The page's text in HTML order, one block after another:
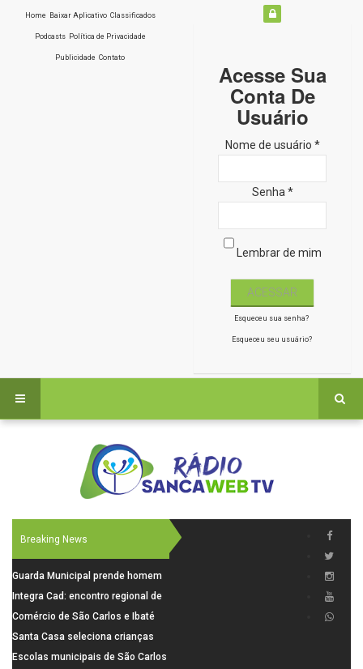
Home Baixar Aplicativo Classificados
Podcasts Política de Privacidade
Publicidade Contato
Acesse Sua
Conta De
Usuário
Nome de usuário *
Senha *
Lembrar de mim
Esqueceu sua senha?
Esqueceu seu usuário?
Breaking News
Guarda Municipal prende homem
por tentativa de furto em CEMEI
após cerco em São Carlos
Integra Cad: encontro regional de
segurança púbica será realizado
dia 10 de agosto em São Carlos
Comércio de São Carlos e Ibaté
terá horário especial para o dia
dos Pais
Santa Casa seleciona crianças
para pesquisa sobre dor de
Escolas municipais de São Carlos